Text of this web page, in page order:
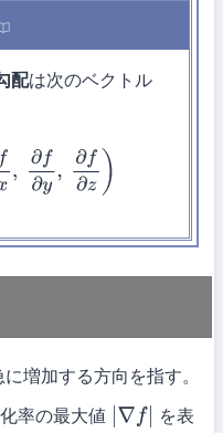
配は次のベクトル
,∂f
増加する方向を指す。
率の最大値 ∇f |
を表